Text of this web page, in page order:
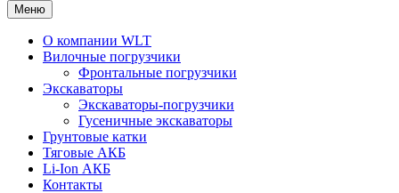
Меню
О компании WLT
Вилочные погрузчики
Фронтальные погрузчики
Экскаваторы
Экскаваторы-погрузчики
Гусеничные экскаваторы
Грунтовые катки
Тяговые АКБ
Li-Ion АКБ
Контакты